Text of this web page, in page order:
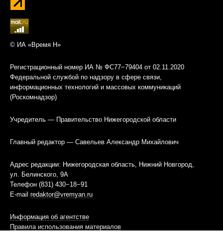
© ИА «Время Н»
Регистрационный номер ИА № ФС77−79404 от 02.11.2020
Федеральной службой по надзору в сфере связи,
информационных технологий и массовых коммуникаций
(Роскомнадзор)
Учредитель — Правительство Нижегородской области
Главный редактор — Савельев Александр Михайлович
Адрес редакции: Нижегородская область, Нижний Новгород,
ул. Белинского, 9А
Телефон (831) 430−18−91
E-mail redaktor@vremyan.ru
Информация об агентстве
Правила использования материалов